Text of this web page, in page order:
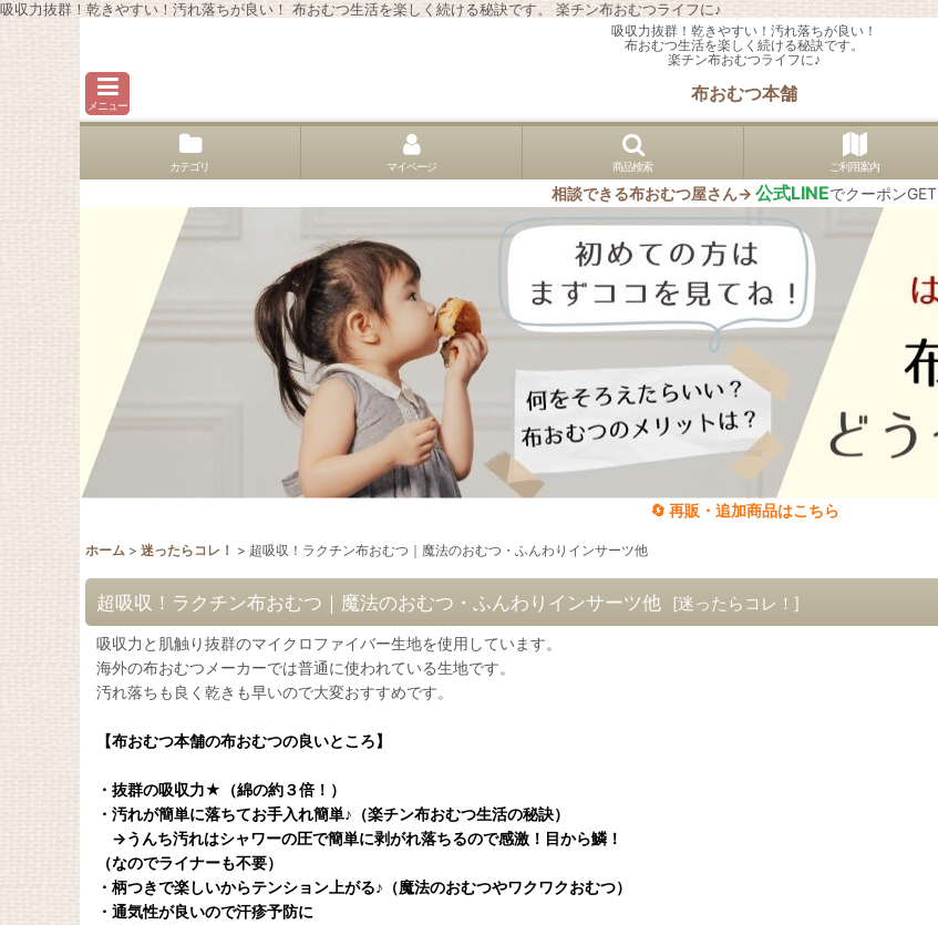
吸収力抜群！乾きやすい！汚れ落ちが良い！ 布おむつ生活を楽しく続ける秘訣です。 楽チン布おむつライフに♪
吸収力抜群！乾きやすい！汚れ落ちが良い！
布おむつ生活を楽しく続ける秘訣です。
楽チン布おむつライフに♪
メニュー
布おむつ本舗
カテゴリ マイページ 商品検索 ご利用案内
相談できる布おむつ屋さん→ 公式LINEでクーポンGET
🔄 再販・追加商品はこちら
ホーム > 迷ったらコレ！ > 超吸収！ラクチン布おむつ｜魔法のおむつ・ふんわりインサーツ他
超吸収！ラクチン布おむつ｜魔法のおむつ・ふんわりインサーツ他 [迷ったらコレ！ ]
吸収力と肌触り抜群のマイクロファイバー生地を使用しています。
海外の布おむつメーカーでは普通に使われている生地です。
汚れ落ちも良く乾きも早いので大変おすすめです。
【布おむつ本舗の布おむつの良いところ】
・抜群の吸収力★（綿の約３倍！）
・汚れが簡単に落ちてお手入れ簡単♪（楽チン布おむつ生活の秘訣）
→うんち汚れはシャワーの圧で簡単に剥がれ落ちるので感激！目から鱗！
（なのでライナーも不要）
・柄つきで楽しいからテンション上がる♪（魔法のおむつやワクワクおむつ）
・通気性が良いので汗疹予防に